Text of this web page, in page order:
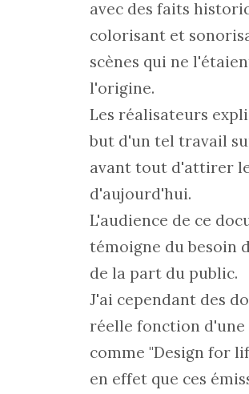
avec des faits
colorisant et
scènes qui ne
l'origine.
Les réalisateurs
but d'un tel travail
avant tout d'attirer
d'aujourd'hui.
L'audience de ce
témoigne du besoin
de la part du public.
J'ai cependant des
réelle fonction d'une
comme "Design for
en effet que ces